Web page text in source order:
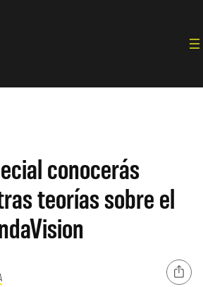
conocerás
teorías sobre el